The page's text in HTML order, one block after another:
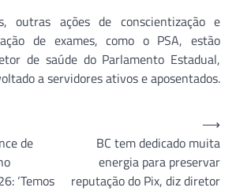
outras ações de conscientização e
de exames, como o PSA, estão
de saúde do Parlamento Estadual,
a servidores ativos e aposentados.
de
‘Temos
BC tem dedicado muita
energia para preservar
reputação do Pix, diz diretor
⟶